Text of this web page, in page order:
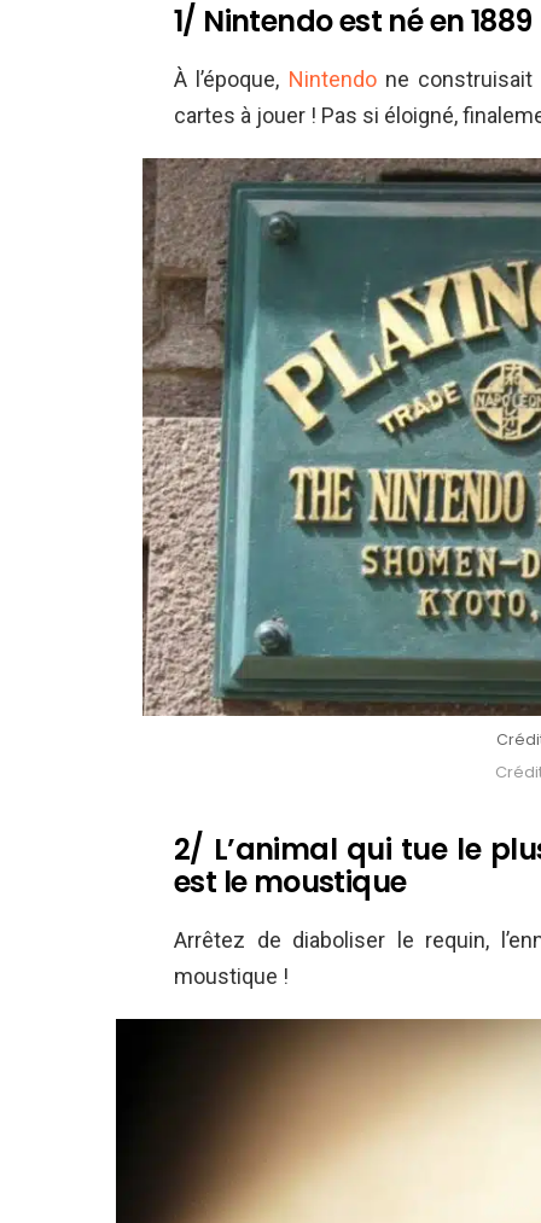
1/ Nintendo est né en 1889
À l’époque, Nintendone construisait
cartes à jouer ! Pas si éloigné,
2/ L’animal qui tue le
est le moustique
Arrêtez de diaboliser le requin,
moustique !